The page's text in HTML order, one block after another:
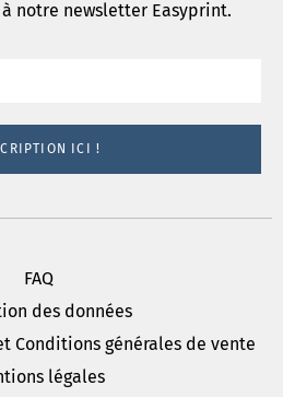
notre newsletter Easyprint.
ICI !
FAQ
des données
Conditions générales de vente
légales